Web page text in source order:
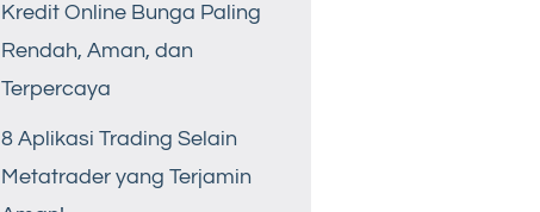
Kredit Online Bunga Paling
Rendah, Aman, dan
Terpercaya
8 Aplikasi Trading Selain
Metatrader yang Terjamin